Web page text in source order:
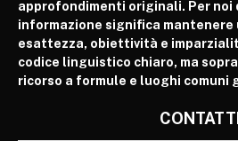
approfondimenti originali. Per noi
informazione significa mantenere
esattezza, obiettività e
codice linguistico chiaro, ma
ricorso a formule e luoghi comuni
CONTATTI